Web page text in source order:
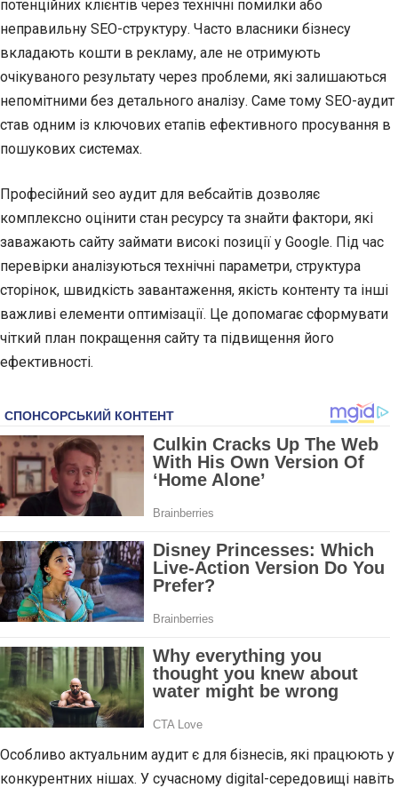
потенційних клієнтів через технічні помилки або
неправильну SEO-структуру. Часто власники бізнесу
вкладають кошти в рекламу, але не отримують
очікуваного результату через проблеми, які залишаються
непомітними без детального аналізу. Саме тому SEO-аудит
став одним із ключових етапів ефективного просування в
пошукових системах.
Професійний seo аудит для вебсайтів дозволяє
комплексно оцінити стан ресурсу та знайти фактори, які
заважають сайту займати високі позиції у Google. Під час
перевірки аналізуються технічні параметри, структура
сторінок, швидкість завантаження, якість контенту та інші
важливі елементи оптимізації. Це допомагає сформувати
чіткий план покращення сайту та підвищення його
ефективності.
Особливо актуальним аудит є для бізнесів, які працюють у
конкурентних нішах. У сучасному digital-середовищі навіть